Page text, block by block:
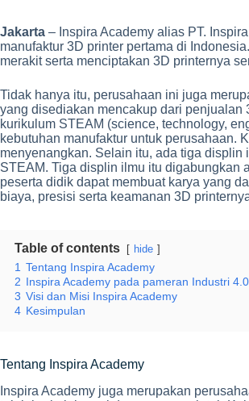
Jakarta – Inspira Academy alias PT.
manufaktur 3D printer pertama di
merakit serta menciptakan 3D printernya
Tidak hanya itu, perusahaan ini juga
yang disediakan mencakup dari penjualan
kurikulum STEAM (science, technology,
kebutuhan manufaktur untuk perusahaan.
menyenangkan. Selain itu, ada tiga
STEAM. Tiga displin ilmu itu digabungkan
peserta didik dapat membuat karya yang
biaya, presisi serta keamanan 3D
Table of contents hide
1 Tentang Inspira Academy
2 Inspira Academy pada pameran Industri 4.0
3 Visi dan Misi Inspira Academy
4 Kesimpulan
Tentang Inspira Academy
Inspira Academy juga merupakan